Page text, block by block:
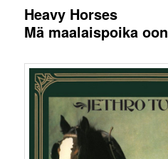
Heavy Horses
Mä maalaispoika oon